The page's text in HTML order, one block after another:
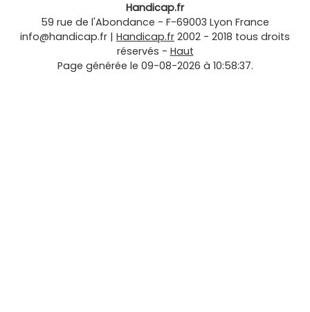
Handicap.fr
59 rue de l'Abondance - F-69003 Lyon France
info@handicap.fr | Handicap.fr 2002 - 2018 tous droits
réservés - Haut
Page générée le 09-08-2026 à 10:58:37.